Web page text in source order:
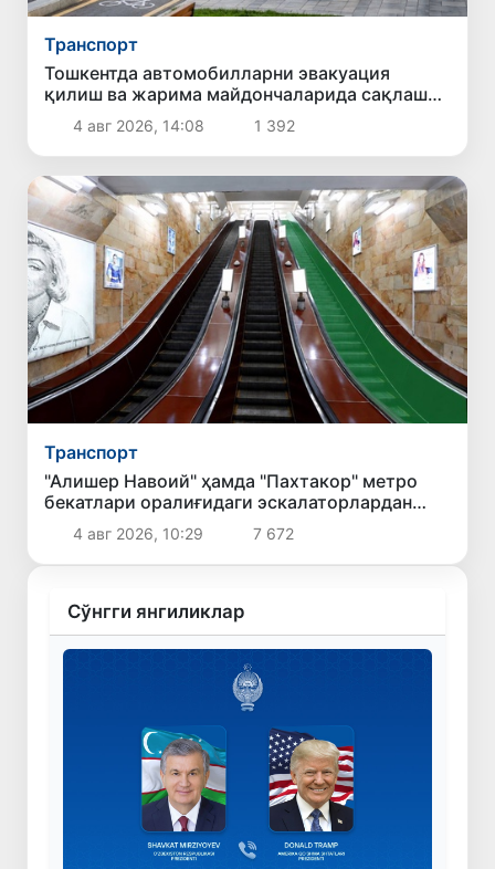
Транспорт
Тошкентда автомобилларни эвакуация
қилиш ва жарима майдончаларида сақлаш
учун тўловларнинг энг юқори миқдори
белгиланмоқда
4 авг 2026, 14:08 1 392
Транспорт
"Алишер Навоий" ҳамда "Пахтакор" метро
бекатлари оралиғидаги эскалаторлардан
бири йўловчилар учун фойдаланишга қайта
топширилади
4 авг 2026, 10:29 7 672
Сўнгги янгиликлар